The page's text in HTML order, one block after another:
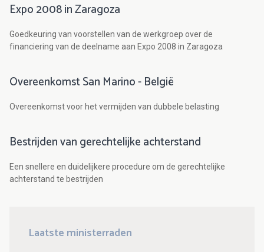
Expo 2008 in Zaragoza
Goedkeuring van voorstellen van de werkgroep over de
financiering van de deelname aan Expo 2008 in Zaragoza
Overeenkomst San Marino - België
Overeenkomst voor het vermijden van dubbele belasting
Bestrijden van gerechtelijke achterstand
Een snellere en duidelijkere procedure om de gerechtelijke
achterstand te bestrijden
Laatste ministerraden